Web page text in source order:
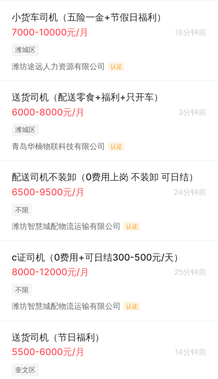
小货车司机（五险一金+节假日福利）
7000-10000元/月
18分钟前
潍城区
潍坊途远人力资源有限公司 认证
送货司机（配送零食+福利+只开车）
6000-8000元/月
3分钟前
潍城区
青岛华楠物联科技有限公司 认证
配送司机不装卸（0费用上岗 不装卸 可日结）
6500-9500元/月
24分钟前
不限
潍坊智慧城配物流运输有限公司 认证
c证司机（0费用+可日结300-500元/天）
8000-12000元/月
25分钟前
不限
潍坊智慧城配物流运输有限公司 认证
送货司机（节日福利）
5500-6000元/月
14分钟前
奎文区